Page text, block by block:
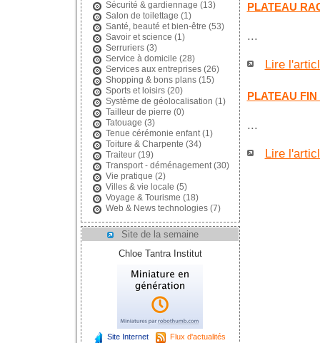
Sécurité & gardiennage (13)
Salon de toilettage (1)
Santé, beauté et bien-être (53)
Savoir et science (1)
Serruriers(3)
Service à domicile (28)
Services aux entreprises(26)
Shopping & bons plans(15)
Sports et loisirs(20)
Système de géolocalisation (1)
Tailleur de pierre (0)
Tatouage (3)
Tenue cérémonie enfant(1)
Toiture & Charpente (34)
Traiteur(19)
Transport - déménagement(30)
Vie pratique (2)
Villes & vie locale (5)
Voyage & Tourisme (18)
Web & News technologies(7)
Site de la semaine
Chloe Tantra Institut
Site Internet Flux d'actualités
PLATEAU
...
Lire
PLATEAU FIN
...
Lire